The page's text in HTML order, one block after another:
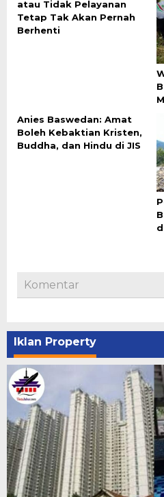
atau Tidak Pelayanan
Tetap Tak Akan Pernah
Berhenti
Anies Baswedan: Amat
Boleh Kebaktian Kristen,
Buddha, dan Hindu di JIS
Komentar
Iklan Property